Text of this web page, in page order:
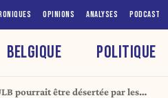
OPINIONS ANALYSES PODCAST
BELGIQUE POLITIQUE
pourrait être désertée par les